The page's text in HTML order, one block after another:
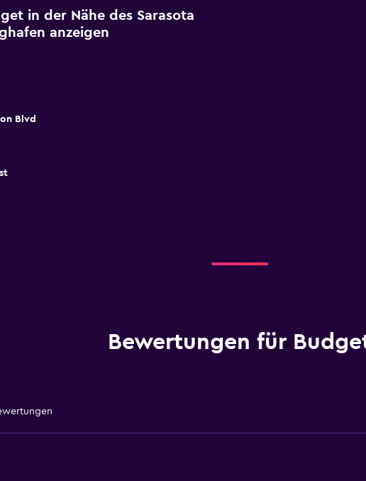
in der Nähe des Sarasota
anzeigen
Blvd
Bewertungen für